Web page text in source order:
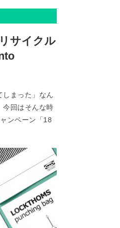
サイクル
しまった」なん
今回はそんな時
ンペーン「18